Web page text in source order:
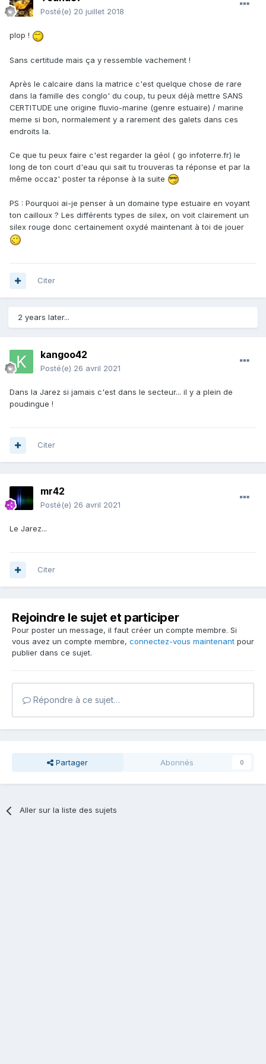
Posté(e) 20 juillet 2018
plop !
Sans certitude mais ça y ressemble vachement !
Après le calcaire dans la matrice c'est quelque chose de rare
dans la famille des conglo' du coup, tu peux déjà mettre SANS
CERTITUDE une origine fluvio-marine (genre estuaire) / marine
meme si bon, normalement y a rarement des galets dans ces
endroits la.
Ce que tu peux faire c'est regarder la géol ( go infoterre.fr) le
long de ton court d'eau qui sait tu trouveras ta réponse et par la
même occaz' poster ta réponse à la suite
PS : Pourquoi ai-je penser à un domaine type estuaire en voyant
ton cailloux ? Les différents types de silex, on voit clairement un
silex rouge donc certainement oxydé maintenant à toi de jouer
Citer
2 years later...
kangoo42
Posté(e) 26 avril 2021
Dans la Jarez si jamais c'est dans le secteur... il y a plein de
poudingue !
Citer
mr42
Posté(e) 26 avril 2021
Le Jarez...
Citer
Rejoindre le sujet et participer
Pour poster un message, il faut créer un compte membre. Si
vous avez un compte membre, connectez-vous maintenant pour
publier dans ce sujet.
Répondre à ce sujet…
Partager Abonnés 0
Aller sur la liste des sujets